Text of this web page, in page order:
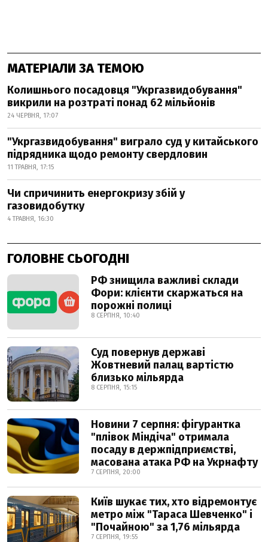
МАТЕРІАЛИ ЗА ТЕМОЮ
Колишнього посадовця "Укргазвидобування"
викрили на розтраті понад 62 мільйонів
24 ЧЕРВНЯ, 17:07
"Укргазвидобування" виграло суд у китайського
підрядника щодо ремонту свердловин
11 ТРАВНЯ, 17:15
Чи спричинить енергокризу збій у
газовидобутку
4 ТРАВНЯ, 16:30
ГОЛОВНЕ СЬОГОДНІ
РФ знищила важливі склади
Фори: клієнти скаржаться на
порожні полиці
8 СЕРПНЯ, 10:40
Суд повернув державі
Жовтневий палац вартістю
близько мільярда
8 СЕРПНЯ, 15:15
Новини 7 серпня: фігурантка
"плівок Міндіча" отримала
посаду в держпідприємстві,
масована атака РФ на Укрнафту
7 СЕРПНЯ, 20:00
Київ шукає тих, хто відремонтує
метро між "Тараса Шевченко" і
"Почайною" за 1,76 мільярда
7 СЕРПНЯ, 19:55